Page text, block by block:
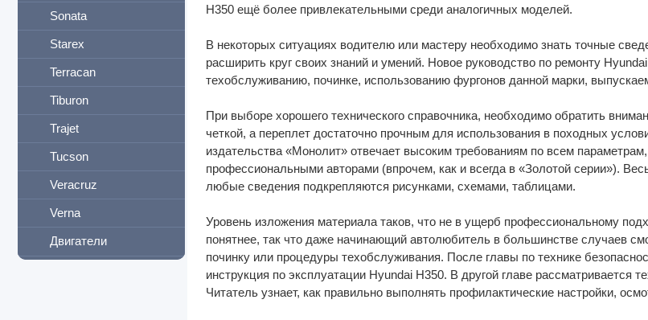
Sonata
Starex
Terracan
Tiburon
Trajet
Tucson
Veracruz
Verna
Двигатели
H350 ещё более привлекательными среди аналогичных моделей.
В некоторых ситуациях водителю или мастеру необходимо знать точные
расширить круг своих знаний и умений. Новое руководство по ремонту
техобслуживанию, починке, использованию фургонов данной марки,
При выборе хорошего технического справочника, необходимо обратить
четкой, а переплет достаточно прочным для использования в походных
издательства «Монолит» отвечает высоким требованиям по всем
профессиональными авторами (впрочем, как и всегда в «Золотой серии»).
любые сведения подкрепляются рисунками, схемами, таблицами.
Уровень изложения материала таков, что не в ущерб профессиональному
понятнее, так что даже начинающий автолюбитель в большинстве случаев
починку или процедуры техобслуживания. После главы по технике
инструкция по эксплуатации Hyundai H350. В другой главе
Читатель узнает, как правильно выполнять профилактические настройки,